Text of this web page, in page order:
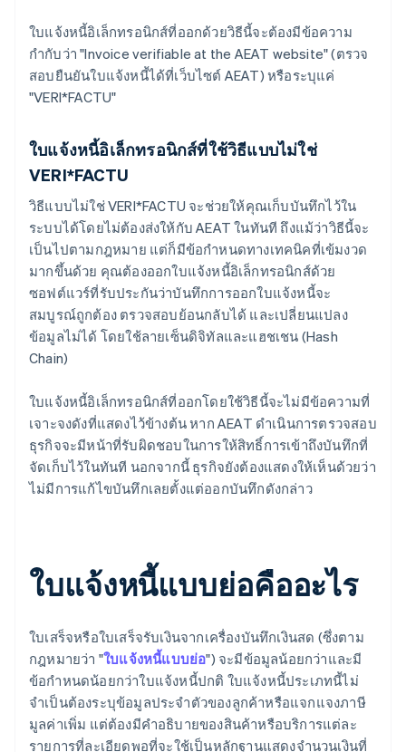
ใบแจ้งหนี้อิเล็กทรอนิกส์ที่ออกด้วยวิธีนี้จะต้องมีข้อความ
กำกับว่า "Invoice verifiable at the AEAT website" (ตรวจ
สอบยืนยันใบแจ้งหนี้ได้ที่เว็บไซต์ AEAT) หรือระบุแค่
"VERI*FACTU"
ใบแจ้งหนี้อิเล็กทรอนิกส์ที่ใช้วิธีแบบไม่ใช่
VERI*FACTU
วิธีแบบไม่ใช่ VERI*FACTU จะช่วยให้คุณเก็บบันทึกไว้ใน
ระบบได้โดยไม่ต้องส่งให้กับ AEAT ในทันที ถึงแม้ว่าวิธีนี้จะ
เป็นไปตามกฎหมาย แต่ก็มีข้อกำหนดทางเทคนิคที่เข้มงวด
มากขึ้นด้วย คุณต้องออกใบแจ้งหนี้อิเล็กทรอนิกส์ด้วย
ซอฟต์แวร์ที่รับประกันว่าบันทึกการออกใบแจ้งหนี้จะ
สมบูรณ์ถูกต้อง ตรวจสอบย้อนกลับได้ และเปลี่ยนแปลง
ข้อมูลไม่ได้ โดยใช้ลายเซ็นดิจิทัลและแฮชเชน (Hash
Chain)
ใบแจ้งหนี้อิเล็กทรอนิกส์ที่ออกโดยใช้วิธีนี้จะไม่มีข้อความที่
เจาะจงดังที่แสดงไว้ข้างต้น หาก AEAT ดำเนินการตรวจสอบ
ธุรกิจจะมีหน้าที่รับผิดชอบในการให้สิทธิ์การเข้าถึงบันทึกที่
จัดเก็บไว้ในทันที นอกจากนี้ ธุรกิจยังต้องแสดงให้เห็นด้วยว่า
ไม่มีการแก้ไขบันทึกเลยตั้งแต่ออกบันทึกดังกล่าว
ใบแจ้งหนี้แบบย่อคืออะไร
ใบเสร็จหรือใบเสร็จรับเงินจากเครื่องบันทึกเงินสด (ซึ่งตาม
กฎหมายว่า "ใบแจ้งหนี้แบบย่อ") จะมีข้อมูลน้อยกว่าและมี
ข้อกำหนดน้อยกว่าใบแจ้งหนี้ปกติ ใบแจ้งหนี้ประเภทนี้ไม่
จำเป็นต้องระบุข้อมูลประจำตัวของลูกค้าหรือแจกแจงภาษี
มูลค่าเพิ่ม แต่ต้องมีคำอธิบายของสินค้าหรือบริการแต่ละ
รายการที่ละเอียดพอที่จะใช้เป็นหลักฐานแสดงจำนวนเงินที่